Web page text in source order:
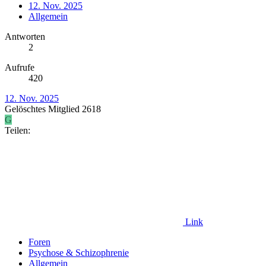
12. Nov. 2025
Allgemein
Antworten
2
Aufrufe
420
12. Nov. 2025
Gelöschtes Mitglied 2618
G
Teilen:
Link
Foren
Psychose & Schizophrenie
Allgemein